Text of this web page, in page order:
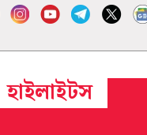
হাইলাইটস